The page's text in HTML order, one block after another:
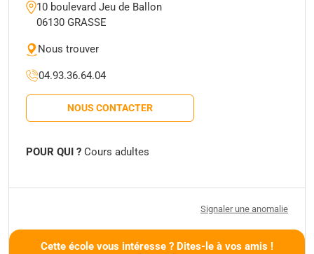
10 boulevard Jeu de Ballon
06130 GRASSE
Nous trouver
04.93.36.64.04
NOUS CONTACTER
POUR QUI ? Cours adultes
Signaler une anomalie
Cette école vous intéresse ? Dites-le à vos amis !